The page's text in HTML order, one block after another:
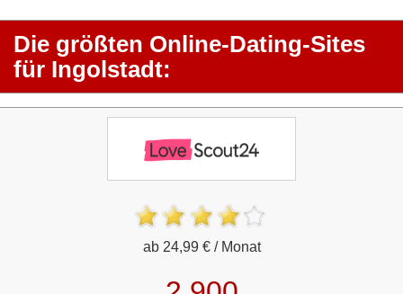
Die größten Online-Dating-Sites
für Ingolstadt:
ab 24,99 € / Monat